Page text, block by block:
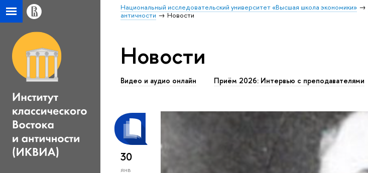
Национальный исследовательский университет «Высшая школа экономики»
античности
Новости
Новости
Видео и аудио онлайн Приём 2026: Интервью с преподавателями
30
янв